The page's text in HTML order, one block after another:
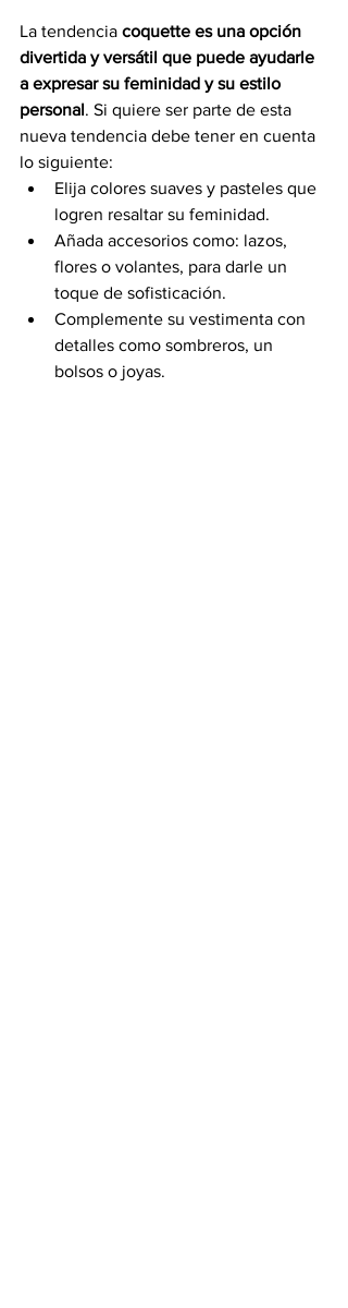
La tendencia coquette es una opción
divertida y versátil que puede ayudarle
a expresar su feminidad y su estilo
personal. Si quiere ser parte de esta
nueva tendencia debe tener en cuenta
lo siguiente:
Elija colores suaves y pasteles que
logren resaltar su feminidad.
Añada accesorios como: lazos,
flores o volantes, para darle un
toque de sofisticación.
Complemente su vestimenta con
detalles como sombreros, un
bolsos o joyas.